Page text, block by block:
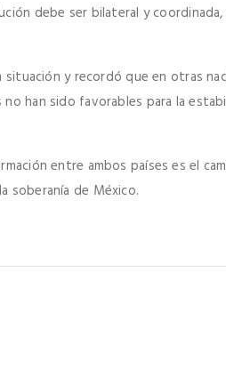
debe ser bilateral y
y recordó que en otras
han sido favorables para la
entre ambos países es el
soberanía de México.